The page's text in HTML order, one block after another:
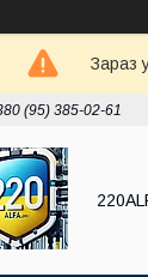
Зараз
(95) 385-02-61